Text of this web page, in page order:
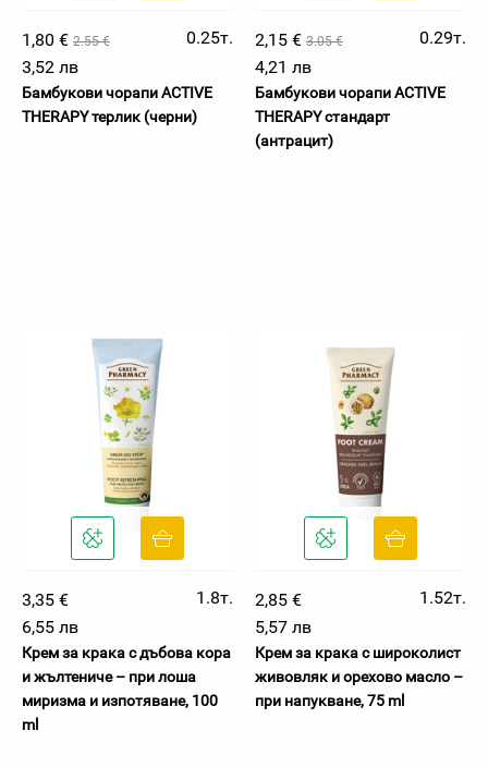
1,80 € 2.55 €
0.25т.
3,52 лв
Бамбукови чорапи ACTIVE
THERAPY терлик (черни)
2,15 € 3.05 €
0.29т.
4,21 лв
Бамбукови чорапи ACTIVE
THERAPY стандарт
(антрацит)
3,35 €
1.8т.
6,55 лв
Крем за крака с дъбова кора
и жълтениче – при лоша
миризма и изпотяване, 100
ml
2,85 €
1.52т.
5,57 лв
Крем за крака с широколист
живовляк и орехово масло –
при напукване, 75 ml